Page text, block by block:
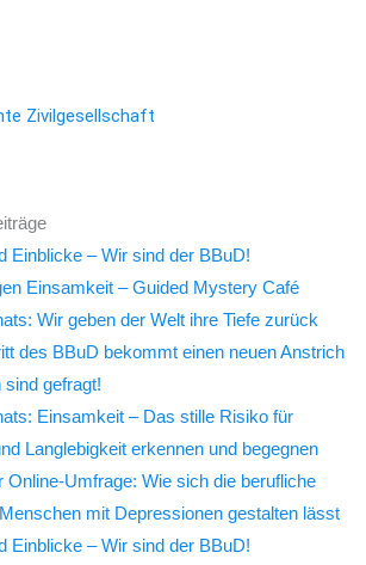
Zivilgesellschaft
Einblicke – Wir sind der BBuD!
Einsamkeit – Guided Mystery Café
Wir geben der Welt ihre Tiefe zurück
des BBuD bekommt einen neuen Anstrich
sind gefragt!
Einsamkeit – Das stille Risiko für
Langlebigkeit erkennen und begegnen
Online-Umfrage: Wie sich die berufliche
mit Depressionen gestalten lässt
Einblicke – Wir sind der BBuD!